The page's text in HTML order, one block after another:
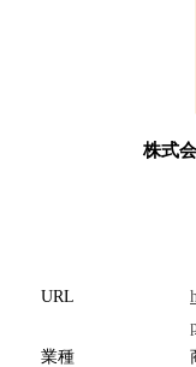
株式
URL
業種